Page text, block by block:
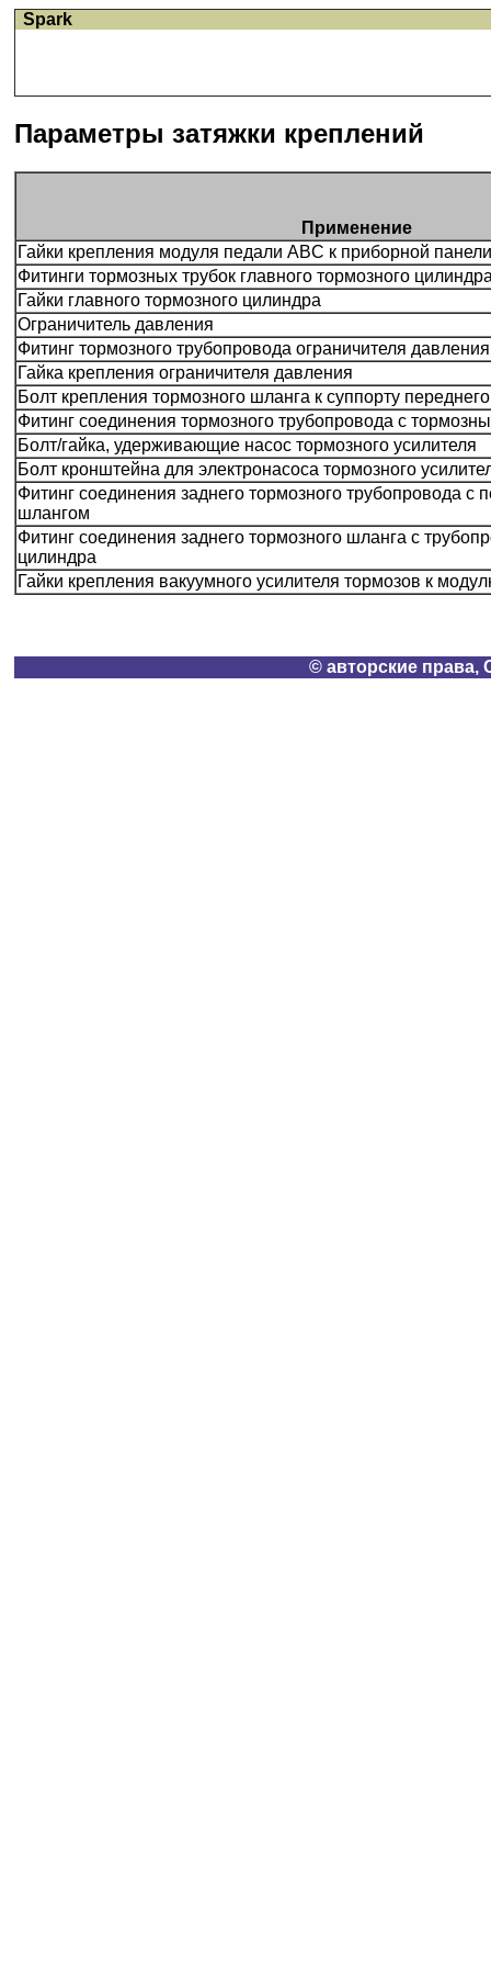
Spark
Параметры затяжки креплений
Применение
Гайки крепления модуля педали ABC к приборной
Фитинги тормозных трубок главного тормозного
Гайки главного тормозного цилиндра
Ограничитель давления
Фитинг тормозного трубопровода ограничителя давления
Гайка крепления ограничителя давления
Болт крепления тормозного шланга к суппорту
Фитинг соединения тормозного трубопровода с
Болт/гайка, удерживающие насос тормозного усилителя
Болт кронштейна для электронасоса тормозного
Фитинг соединения заднего тормозного трубопровода
шлангом
Фитинг соединения заднего тормозного шланга с
цилиндра
Гайки крепления вакуумного усилителя тормозов к
© авторские